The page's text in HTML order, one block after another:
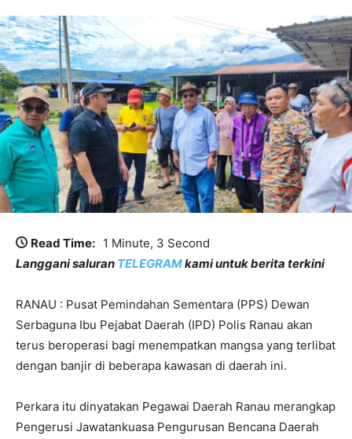
Read Time: 1 Minute, 3 Second
Langgani saluran TELEGRAMkami untuk berita terkini
RANAU : Pusat Pemindahan Sementara (PPS) Dewan
Serbaguna Ibu Pejabat Daerah (IPD) Polis Ranau akan
terus beroperasi bagi menempatkan mangsa yang terlibat
dengan banjir di beberapa kawasan di daerah ini.
Perkara itu dinyatakan Pegawai Daerah Ranau merangkap
Pengerusi Jawatankuasa Pengurusan Bencana Daerah